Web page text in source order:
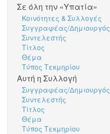
Σε όλη την «Υπατία»
Κοινότητες & Συλλογές
Συγγραφέας/Δημιουργός
Συντελεστής
Τίτλος
Θέμα
Τύπος Τεκμηρίου
Αυτή η Συλλογή
Συγγραφέας/Δημιουργός
Συντελεστής
Τίτλος
Θέμα
Τύπος Τεκμηρίου